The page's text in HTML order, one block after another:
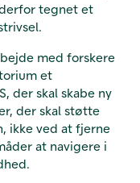
tegnet et
med forskere
et
der skal skabe ny
der skal støtte
ikke ved at fjerne
at navigere i